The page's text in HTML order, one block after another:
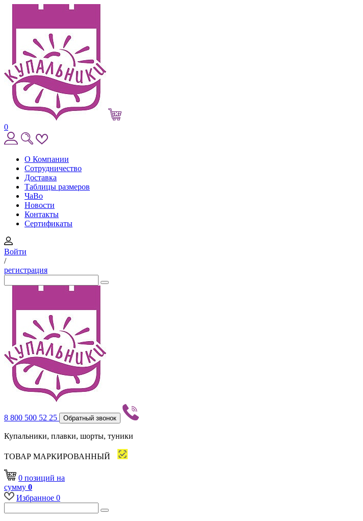
0
О Компании
Сотрудничество
Доставка
Таблицы размеров
ЧаВо
Новости
Контакты
Сертификаты
Войти
/
регистрация
8 800 500 52 25 Обратный звонок
Купальники, плавки, шорты, туники
ТОВАР МАРКИРОВАННЫЙ
0 позиций на
сумму 0
Избранное 0